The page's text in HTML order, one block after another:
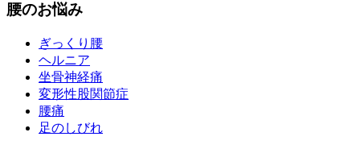
腰のお悩み
ぎっくり腰
ヘルニア
坐骨神経痛
変形性股関節症
腰痛
足のしびれ